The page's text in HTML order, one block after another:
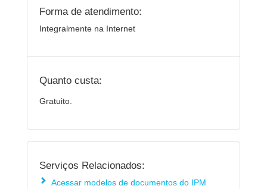
Forma de atendimento:
Integralmente na Internet
Quanto custa:
Gratuito.
Serviços Relacionados:
Acessar modelos de documentos do IPM